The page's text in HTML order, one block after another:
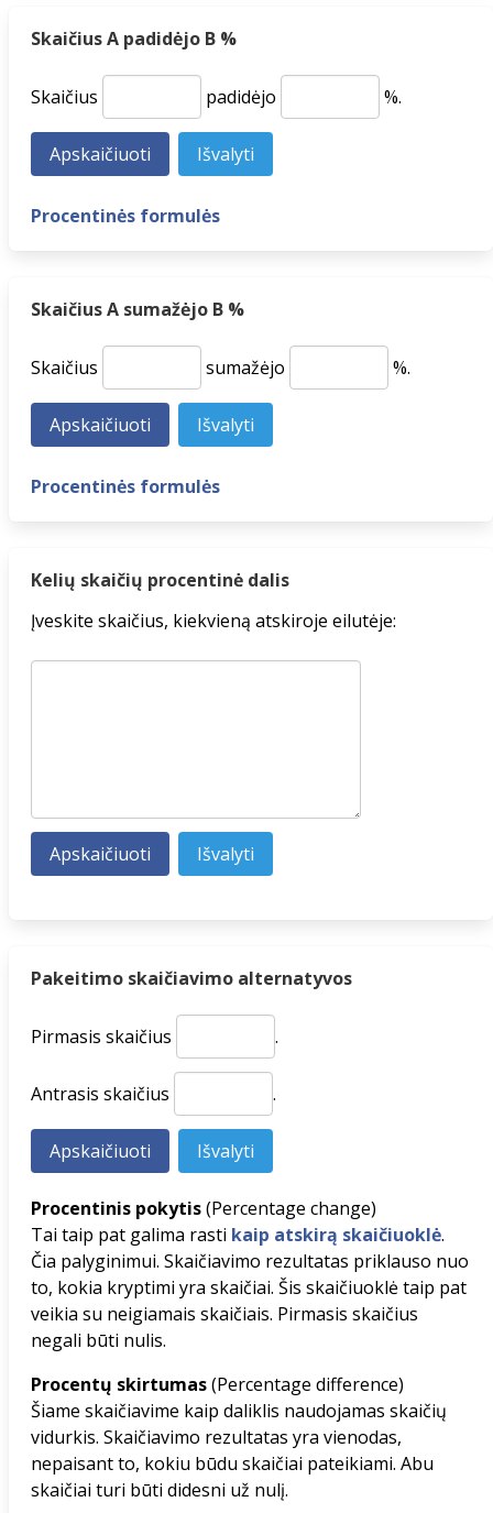
Skaičius A padidėjo B %
Skaičius padidėjo %.
Procentinės formulės
Skaičius A sumažėjo B %
Skaičius sumažėjo %.
Procentinės formulės
Kelių skaičių procentinė dalis
Įveskite skaičius, kiekvieną atskiroje eilutėje:
Pakeitimo skaičiavimo alternatyvos
Pirmasis skaičius .
Antrasis skaičius .
Procentinis pokytis(Percentage change)
Tai taip pat galima rasti kaip atskirą skaičiuoklė.
Čia palyginimui. Skaičiavimo rezultatas priklauso nuo
to, kokia kryptimi yra skaičiai. Šis skaičiuoklė taip pat
veikia su neigiamais skaičiais. Pirmasis skaičius
negali būti nulis.
Procentų skirtumas(Percentage difference)
Šiame skaičiavime kaip daliklis naudojamas skaičių
vidurkis. Skaičiavimo rezultatas yra vienodas,
nepaisant to, kokiu būdu skaičiai pateikiami. Abu
skaičiai turi būti didesni už nulį.